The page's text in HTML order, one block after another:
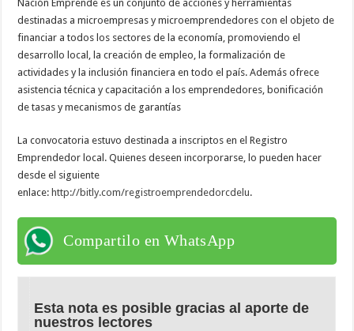
Nación Emprende es un conjunto de acciones y herramientas
destinadas a microempresas y microemprendedores con el objeto de
financiar a todos los sectores de la economía, promoviendo el
desarrollo local, la creación de empleo, la formalización de
actividades y la inclusión financiera en todo el país. Además ofrece
asistencia técnica y capacitación a los emprendedores, bonificación
de tasas y mecanismos de garantías
La convocatoria estuvo destinada a inscriptos en el Registro
Emprendedor local. Quienes deseen incorporarse, lo pueden hacer
desde el siguiente
enlace:http://bitly.com/registroemprendedorcdelu.
Compartilo en WhatsApp
Esta nota es posible gracias al aporte de
nuestros lectores